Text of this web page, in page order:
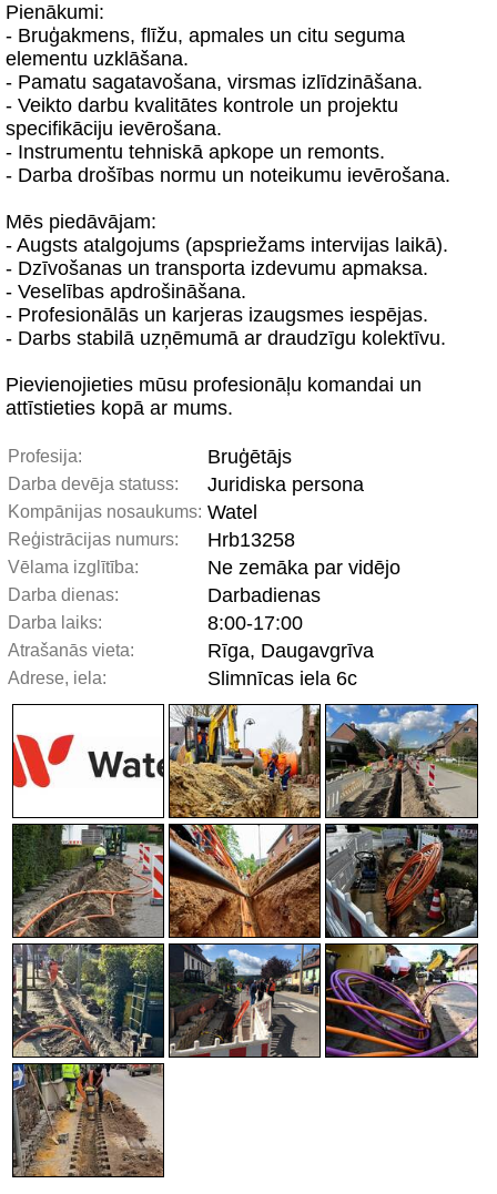
Pienākumi:
- Bruģakmens, flīžu, apmales un citu seguma
elementu uzklāšana.
- Pamatu sagatavošana, virsmas izlīdzināšana.
- Veikto darbu kvalitātes kontrole un projektu
specifikāciju ievērošana.
- Instrumentu tehniskā apkope un remonts.
- Darba drošības normu un noteikumu ievērošana.
Mēs piedāvājam:
- Augsts atalgojums (apspriežams intervijas laikā).
- Dzīvošanas un transporta izdevumu apmaksa.
- Veselības apdrošināšana.
- Profesionālās un karjeras izaugsmes iespējas.
- Darbs stabilā uzņēmumā ar draudzīgu kolektīvu.
Pievienojieties mūsu profesionāļu komandai un
attīstieties kopā ar mums.
Profesija: Bruģētājs
Darba devēja statuss: Juridiska persona
Kompānijas nosaukums: Watel
Reģistrācijas numurs: Hrb13258
Vēlama izglītība: Ne zemāka par vidējo
Darba dienas: Darbadienas
Darba laiks: 8:00-17:00
Atrašanās vieta: Rīga, Daugavgrīva
Adrese, iela: Slimnīcas iela 6c